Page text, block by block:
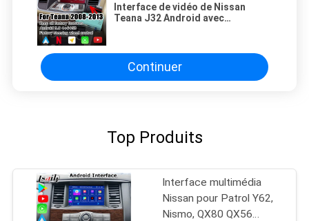
Interface de vidéo de Nissan
Teana J32 Android avec
Continuer
Top Produits
Interface multimédia
Nissan pour Patrol Y62,
Nismo, QX80 QX56